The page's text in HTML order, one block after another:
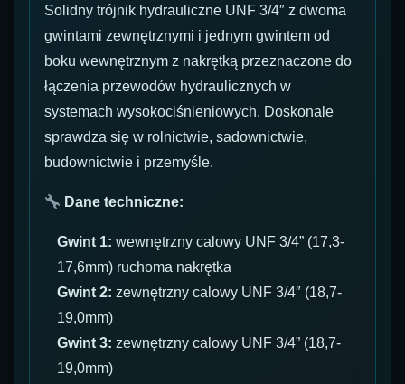
Solidny trójnik hydrauliczne UNF 3/4″ z dwoma
gwintami zewnętrznymi i jednym gwintem od
boku wewnętrznym z nakrętką przeznaczone do
łączenia przewodów hydraulicznych w
systemach wysokociśnieniowych. Doskonale
sprawdza się w rolnictwie, sadownictwie,
budownictwie i przemyśle.
Dane techniczne:
Gwint 1: wewnętrzny calowy UNF 3/4” (17,3-
17,6mm) ruchoma nakrętka
Gwint 2: zewnętrzny calowy UNF 3/4″ (18,7-
19,0mm)
Gwint 3: zewnętrzny calowy UNF 3/4” (18,7-
19,0mm)